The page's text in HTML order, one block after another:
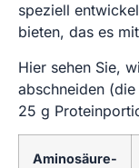
speziell
bieten, das es
Hier sehen Sie,
abschneiden
25 g
Aminosäure-